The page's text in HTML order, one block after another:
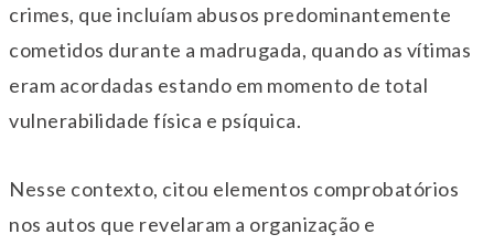
crimes, que incluíam abusos predominantemente
cometidos durante a madrugada, quando as vítimas
eram acordadas estando em momento de total
vulnerabilidade física e psíquica.
Nesse contexto, citou elementos comprobatórios
nos autos que revelaram a organização e